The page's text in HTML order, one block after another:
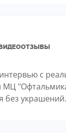
с
МЦ
без украшений.